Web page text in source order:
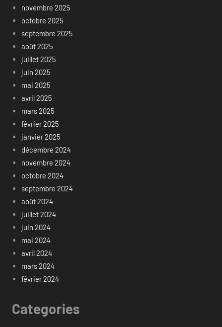
novembre 2025
octobre 2025
septembre 2025
août 2025
juillet 2025
juin 2025
mai 2025
avril 2025
mars 2025
février 2025
janvier 2025
décembre 2024
novembre 2024
octobre 2024
septembre 2024
août 2024
juillet 2024
juin 2024
mai 2024
avril 2024
mars 2024
février 2024
Categories